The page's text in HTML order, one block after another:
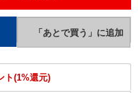
ト(1%還元)